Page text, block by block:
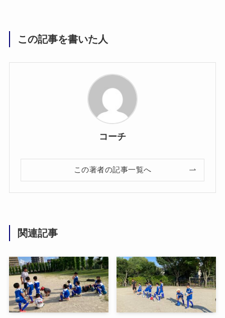
この記事を書いた人
コーチ
この著者の記事一覧へ
関連記事